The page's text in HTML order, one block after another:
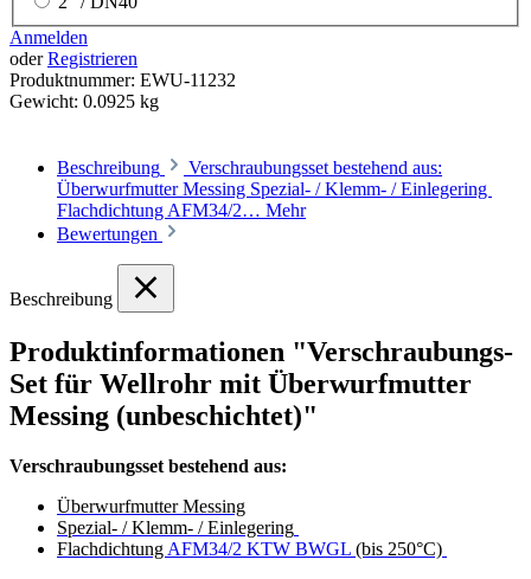
Anmelden
oderRegistrieren
Produktnummer: EWU-11232
Gewicht: 0.0925 kg
Beschreibung
Verschraubungsset bestehend aus:
Überwurfmutter Messing Spezial- / Klemm- / Einlegering
Flachdichtung AFM34/2… Mehr
Bewertungen
Beschreibung
Produktinformationen "Verschraubungs-
Set für Wellrohr mit Überwurfmutter
Messing (unbeschichtet)"
Verschraubungsset bestehend aus:
Überwurfmutter Messing
Spezial- / Klemm- / Einlegering
Flachdichtung AFM34/2 KTW BWGL (bis 250°C)